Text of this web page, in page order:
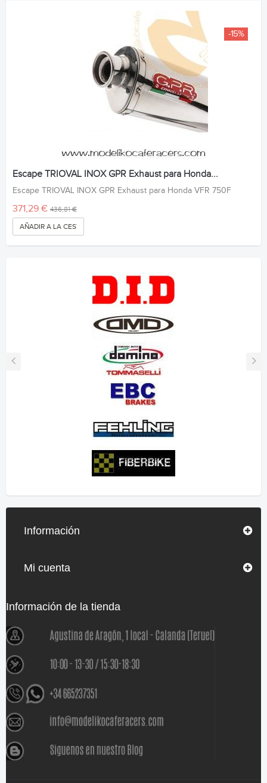
-15%
Escape TRIOVAL INOX GPR Exhaust para Honda...
Escape TRIOVAL INOX GPR Exhaust para Honda VFR 750F
371,29 € 436,81 €
AÑADIR A LA CESTA
Información
Mi cuenta
Información de la tienda